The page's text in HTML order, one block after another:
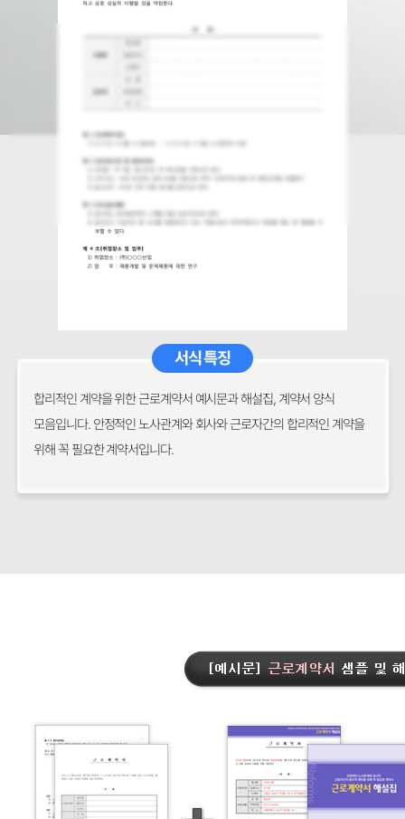
서식 특징
합리적인 계약을 위한 근로계약서 예시문과 해설집, 계약서 양식
모음입니다. 안정적인 노사관계와 회사와 근로자간의 합리적인 계약을
위해 꼭 필요한 계약서입니다.